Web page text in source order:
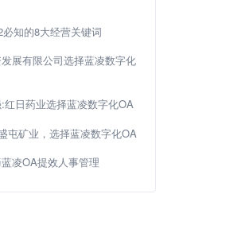
知的8大经营关键词
展有限公司选择蓝凌数字化
红日药业选择蓝凌数字化OA
屯矿业，选择蓝凌数字化OA
凌OA提效人事管理